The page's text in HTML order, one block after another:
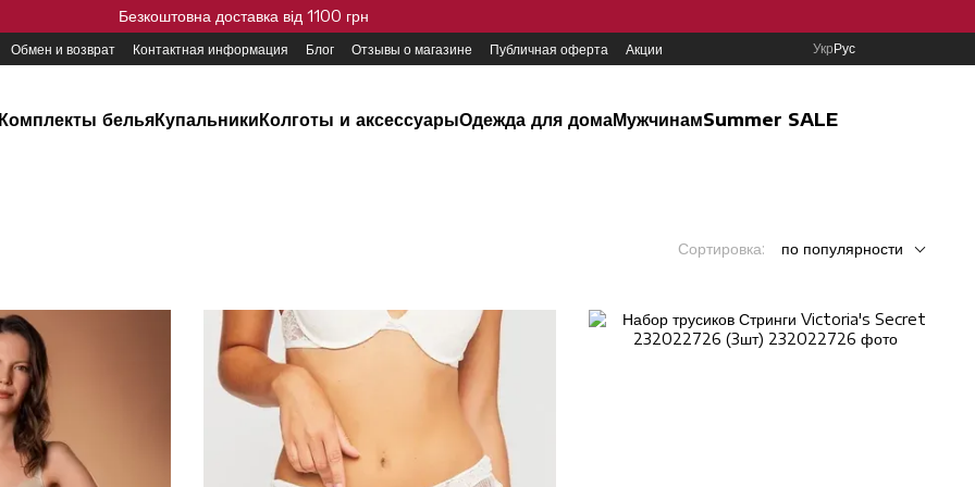
Безкоштовна доставка від 1100 грн
Обмен и возврат Контактная информация Блог Отзывы о магазине Публичная оферта Акции УкрРус
Комплекты бельяКупальникиКолготы и аксессуарыОдежда для домаМужчинамSummer SALE
Сортировка: по популярности